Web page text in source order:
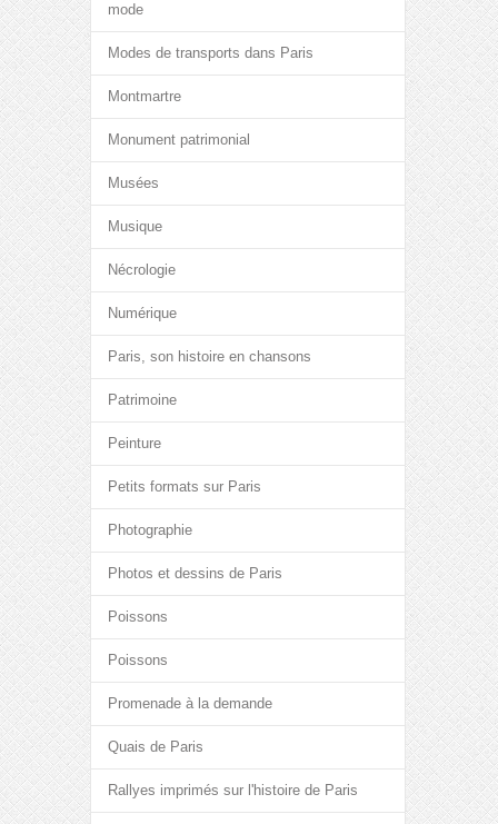
mode
Modes de transports dans Paris
Montmartre
Monument patrimonial
Musées
Musique
Nécrologie
Numérique
Paris, son histoire en chansons
Patrimoine
Peinture
Petits formats sur Paris
Photographie
Photos et dessins de Paris
Poissons
Poissons
Promenade à la demande
Quais de Paris
Rallyes imprimés sur l'histoire de Paris